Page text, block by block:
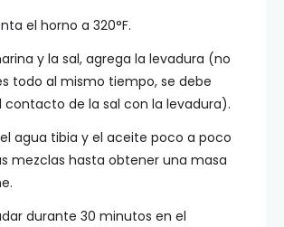
el horno a 320°F.
y la sal, agrega la levadura (no
todo al mismo tiempo, se debe
contacto de la sal con la levadura).
agua tibia y el aceite poco a poco
mezclas hasta obtener una masa
durante 30 minutos en el